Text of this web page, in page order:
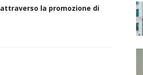
la promozione di